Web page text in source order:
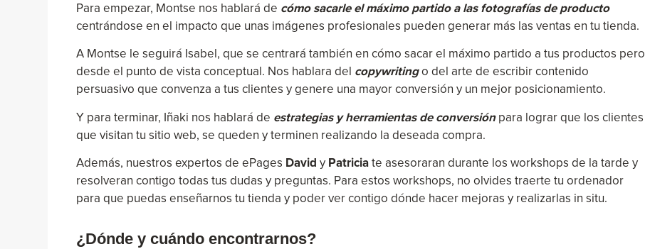
Para empezar, Montse nos hablará de cómo sacarle el máximo partido a las fotografías de producto
centrándose en el impacto que unas imágenes profesionales pueden generar más las ventas en tu tienda.
A Montse le seguirá Isabel, que se centrará también en cómo sacar el máximo partido a tus productos pero
desde el punto de vista conceptual. Nos hablara del copywritingo del arte de escribir contenido
persuasivo que convenza a tus clientes y genere una mayor conversión y un mejor posicionamiento.
Y para terminar, Iñaki nos hablará de estrategias y herramientas de conversiónpara lograr que los clientes
que visitan tu sitio web, se queden y terminen realizando la deseada compra.
Además, nuestros expertos de ePages David y Patriciate asesoraran durante los workshops de la tarde y
resolveran contigo todas tus dudas y preguntas. Para estos workshops, no olvides traerte tu ordenador
para que puedas enseñarnos tu tienda y poder ver contigo dónde hacer mejoras y realizarlas in situ.
¿Dónde y cuándo encontrarnos?